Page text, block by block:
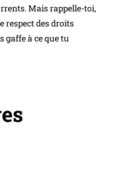
Mais rappelle-toi,
respect des droits
gaffe à ce que tu